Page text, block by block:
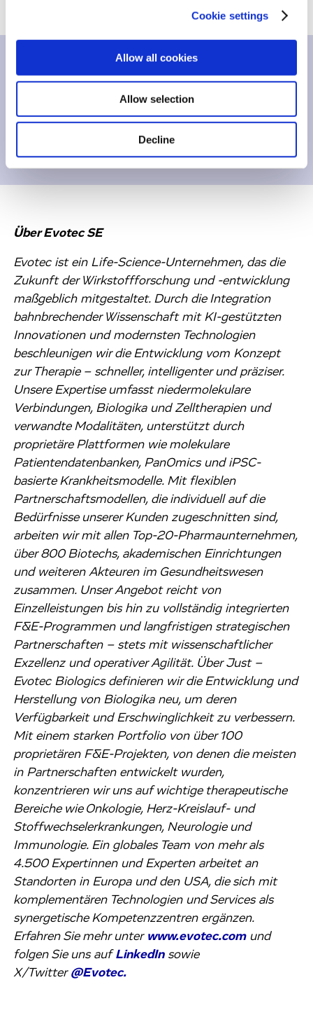
Cookie settings
Allow all cookies
Allow selection
Decline
Inhalte zum
Herunterladen
Über Evotec SE
Evotec ist ein Life-Science-Unternehmen, das die
Zukunft der Wirkstoffforschung und -entwicklung
maßgeblich mitgestaltet. Durch die Integration
bahnbrechender Wissenschaft mit KI-gestützten
Innovationen und modernsten Technologien
beschleunigen wir die Entwicklung vom Konzept
zur Therapie – schneller, intelligenter und präziser.
Unsere Expertise umfasst niedermolekulare
Verbindungen, Biologika und Zelltherapien und
verwandte Modalitäten, unterstützt durch
proprietäre Plattformen wie molekulare
Patientendatenbanken, PanOmics und iPSC-
basierte Krankheitsmodelle. Mit flexiblen
Partnerschaftsmodellen, die individuell auf die
Bedürfnisse unserer Kunden zugeschnitten sind,
arbeiten wir mit allen Top-20-Pharmaunternehmen,
über 800 Biotechs, akademischen Einrichtungen
und weiteren Akteuren im Gesundheitswesen
zusammen. Unser Angebot reicht von
Einzelleistungen bis hin zu vollständig integrierten
F&E-Programmen und langfristigen strategischen
Partnerschaften – stets mit wissenschaftlicher
Exzellenz und operativer Agilität. Über Just –
Evotec Biologics definieren wir die Entwicklung und
Herstellung von Biologika neu, um deren
Verfügbarkeit und Erschwinglichkeit zu verbessern.
Mit einem starken Portfolio von über 100
proprietären F&E-Projekten, von denen die meisten
in Partnerschaften entwickelt wurden,
konzentrieren wir uns auf wichtige therapeutische
Bereiche wie Onkologie, Herz-Kreislauf- und
Stoffwechselerkrankungen, Neurologie und
Immunologie. Ein globales Team von mehr als
4.500 Expertinnen und Experten arbeitet an
Standorten in Europa und den USA, die sich mit
komplementären Technologien und Services als
synergetische Kompetenzzentren ergänzen.
Erfahren Sie mehr unter www.evotec.comund
folgen Sie uns aufLinkedInsowie
X/Twitter @Evotec.